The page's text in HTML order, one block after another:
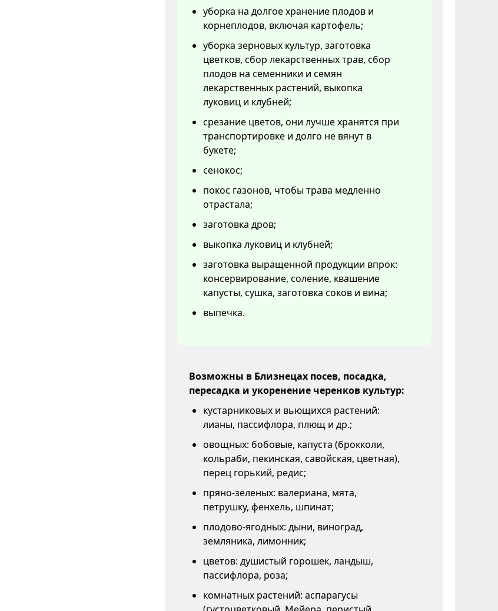
уборка на долгое хранение плодов и
корнеплодов, включая картофель;
уборка зерновых культур, заготовка
цветков, сбор лекарственных трав, сбор
плодов на семенники и семян
лекарственных растений, выкопка
луковиц и клубней;
срезание цветов, они лучше хранятся при
транспортировке и долго не вянут в
букете;
сенокос;
покос газонов, чтобы трава медленно
отрастала;
заготовка дров;
выкопка луковиц и клубней;
заготовка выращенной продукции впрок:
консервирование, соление, квашение
капусты, сушка, заготовка соков и вина;
выпечка.
Возможны в Близнецах посев, посадка,
пересадка и укоренение черенков культур:
кустарниковых и вьющихся растений:
лианы, пассифлора, плющ и др.;
овощных: бобовые, капуста (брокколи,
кольраби, пекинская, савойская, цветная),
перец горький, редис;
пряно-зеленых: валериана, мята,
петрушку, фенхель, шпинат;
плодово-ягодных: дыни, виноград,
земляника, лимонник;
цветов: душистый горошек, ландыш,
пассифлора, роза;
комнатных растений: аспарагусы